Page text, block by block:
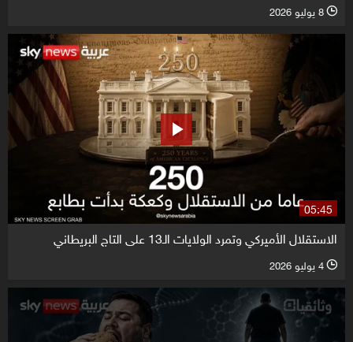
l 8 يوليو 2026
05:45
الاستقلال الأميركي وتمرد الولايات الـ13 على التاج البريطاني
l 4 يوليو 2026